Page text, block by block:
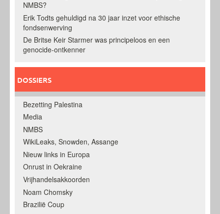
NMBS?
Erik Todts gehuldigd na 30 jaar inzet voor ethische
fondsenwerving
De Britse Keir Starmer was principeloos en een
genocide-ontkenner
DOSSIERS
Bezetting Palestina
Media
NMBS
WikiLeaks, Snowden, Assange
Nieuw links in Europa
Onrust in Oekraine
Vrijhandelsakkoorden
Noam Chomsky
Brazilië Coup